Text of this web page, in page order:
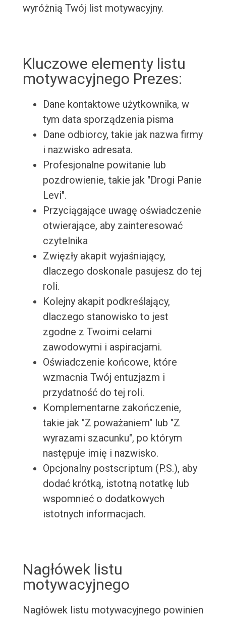
wyróżnią Twój list motywacyjny.
Kluczowe elementy listu
motywacyjnego Prezes:
Dane kontaktowe użytkownika, w
tym data sporządzenia pisma
Dane odbiorcy, takie jak nazwa firmy
i nazwisko adresata.
Profesjonalne powitanie lub
pozdrowienie, takie jak "Drogi Panie
Levi".
Przyciągające uwagę oświadczenie
otwierające, aby zainteresować
czytelnika
Zwięzły akapit wyjaśniający,
dlaczego doskonale pasujesz do tej
roli.
Kolejny akapit podkreślający,
dlaczego stanowisko to jest
zgodne z Twoimi celami
zawodowymi i aspiracjami.
Oświadczenie końcowe, które
wzmacnia Twój entuzjazm i
przydatność do tej roli.
Komplementarne zakończenie,
takie jak "Z poważaniem" lub "Z
wyrazami szacunku", po którym
następuje imię i nazwisko.
Opcjonalny postscriptum (P.S.), aby
dodać krótką, istotną notatkę lub
wspomnieć o dodatkowych
istotnych informacjach.
Nagłówek listu
motywacyjnego
Nagłówek listu motywacyjnego powinien